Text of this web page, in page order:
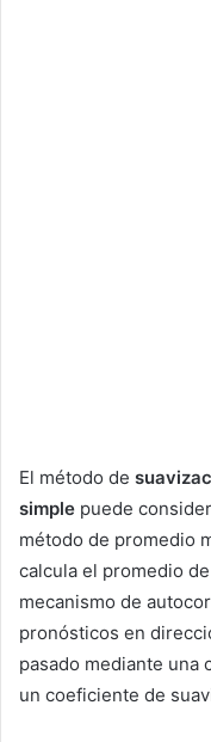
El método de
simple puede
método de promedio
calcula el promedio
mecanismo de
pronósticos en
pasado mediante una
un coeficiente de